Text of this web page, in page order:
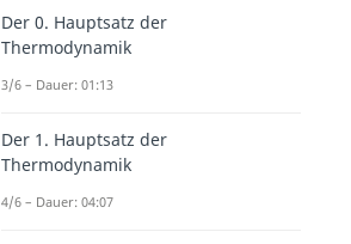
Grundlagen
Thermodynamik
Zustandsänderungen: Grundlagen
Zustandsänderungen
Dauer: 01:03
Isobare Zustandsänderung
Der 0. Hauptsatz der
Thermodynamik
3/6 – Dauer: 01:13
Der 1. Hauptsatz der
Thermodynamik
4/6 – Dauer: 04:07